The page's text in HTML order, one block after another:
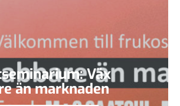
Väx
än marknaden